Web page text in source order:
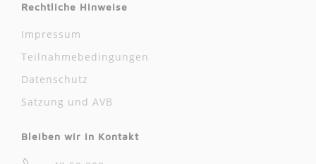
Rechtliche Hinweise
Impressum
Teilnahmebedingungen
Datenschutz
Satzung und AVB
Bleiben wir in Kontakt